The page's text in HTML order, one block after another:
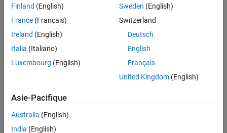
errString = H5E.get_minor(minnum)returns a character vector
containing the error associated with the minor error number,
The HDF5 group has deprecated the use of this function.
H5E.walk
Walk error stack
Finland (English)
France (Français)
Ireland (English)
Italia (Italiano)
Luxembourg (English)
Sweden (English)
Switzerland
Deutsch
English
Français
United Kingdom(English)
Asie-Pacifique
Australia (English)
India (English)